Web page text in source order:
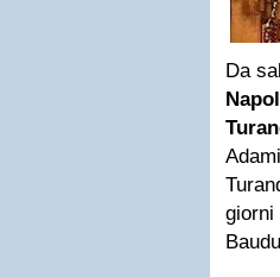
Da
giorni